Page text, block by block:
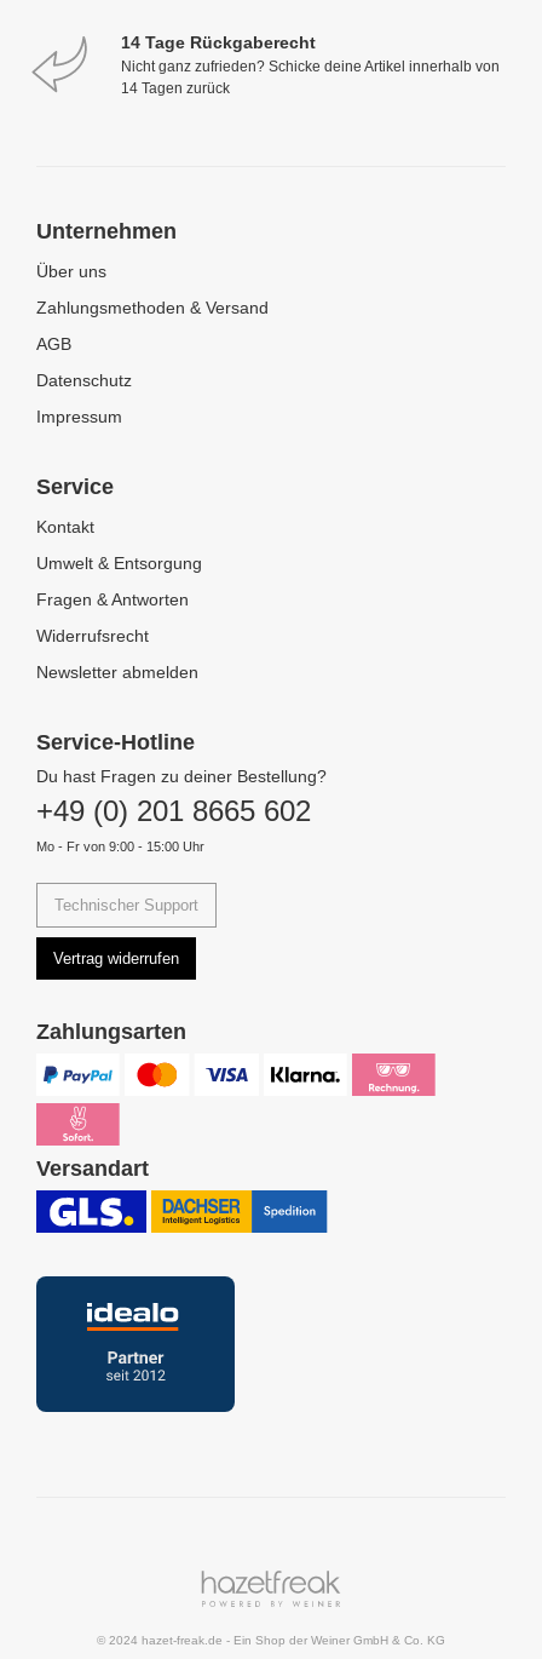
14 Tage Rückgaberecht
Nicht ganz zufrieden? Schicke deine Artikel innerhalb von
14 Tagen zurück
Unternehmen
Über uns
Zahlungsmethoden & Versand
AGB
Datenschutz
Impressum
Service
Kontakt
Umwelt & Entsorgung
Fragen & Antworten
Widerrufsrecht
Newsletter abmelden
Service-Hotline
Du hast Fragen zu deiner Bestellung?
+49 (0) 201 8665 602
Mo - Fr von 9:00 - 15:00 Uhr
Technischer Support
Vertrag widerrufen
Zahlungsarten
Versandart
© 2024 hazet-freak.de - Ein Shop der Weiner GmbH & Co. KG